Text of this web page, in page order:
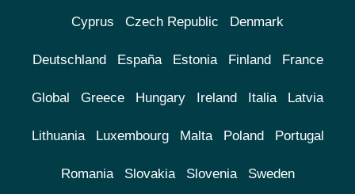
Cyprus Czech Republic Denmark
Deutschland España Estonia Finland France
Global Greece Hungary Ireland Italia Latvia
Lithuania Luxembourg Malta Poland Portugal
Romania Slovakia Slovenia Sweden